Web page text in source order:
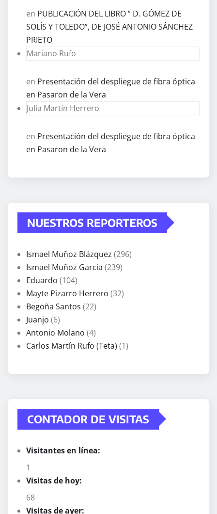
en PUBLICACIÓN DEL LIBRO ” D. GÓMEZ DE
SOLÍS Y TOLEDO”, DE JOSÉ ANTONIO SÁNCHEZ
PRIETO
Mariano Rufo
en Presentación del despliegue de fibra óptica
en Pasaron de la Vera
Julia Martín Herrero
en Presentación del despliegue de fibra óptica
en Pasaron de la Vera
NUESTROS REPORTEROS
Ismael Muñoz Blázquez (296)
Ismael Muñoz Garcia (239)
Eduardo (104)
Mayte Pizarro Herrero (32)
Begoña Santos (22)
Juanjo (6)
Antonio Molano (4)
Carlos Martín Rufo (Teta) (1)
CONTADOR DE VISITAS
Visitantes en línea:
1
Visitas de hoy:
68
Visitas de ayer: